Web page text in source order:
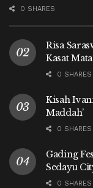
0 SHARES
Risa
Kasat
0 SHARES
Kisah
Maddah’
0 SHARES
Gading
Sedayu
0 SHARES